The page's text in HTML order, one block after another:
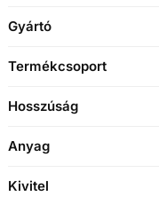
Gyártó
Termékcsoport
Hosszúság
Anyag
Kivitel